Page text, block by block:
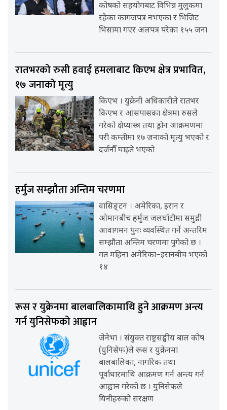
कोषको सहयोगबाट विभिन्न मुलुकमा
रहेका कागजपत्र नभएका र भिजिट
भिसामा गएर अलपत्र परेका १५५ जना
रातभरको रुसी हवाई हमलाबाट किएभ क्षेत्र प्रभावित,
१७ जनाको मृत्यु
किएभ । युक्रेनी अधिकारीले रातभर
किएभ र आसपासका क्षेत्रमा रुसले
गरेको क्षेप्यास्त्र तथा ड्रोन आक्रमणमा
परी कम्तीमा १७ जनाको मृत्यु भएको र
दर्जनौँ घाइते भएको
हर्मुज सम्झौता अन्तिम चरणमा
वासिङ्टन । अमेरिका, इरान र
ओमानबीच हर्मुज जलघाँटीमा समुद्री
आवागमन पुनः व्यवस्थित गर्ने अन्तरिम
सम्झौता अन्तिम चरणमा पुगेको छ ।
गत महिना अमेरिका–इरानबीच भएको
१४
रूस र युक्रेनमा बालबालिकामाथि हुने आक्रमण अन्त्य
गर्न युनिसेफको आह्वान
जेनेभा । संयुक्त राष्ट्रसङ्घीय बाल कोष
(युनिसेफ)ले रूस र युक्रेनमा
बालबालिका, नागरिक तथा
पूर्वाधारमाथि आक्रमण गर्न अन्त्य गर्न
आह्वान गरेको छ । युनिसेफले
यिनीहरुको संरक्षण